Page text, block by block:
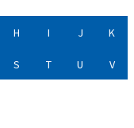
H I J K
S T U V